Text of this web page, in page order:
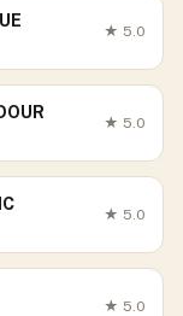
★ 5.0
★ 5.0
★ 5.0
★ 5.0